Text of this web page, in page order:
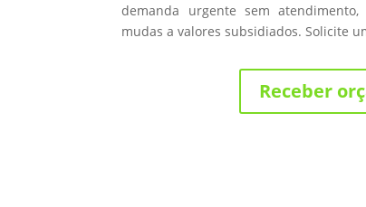
demanda urgente sem
mudas a valores subsidiados. Solicite
Receber